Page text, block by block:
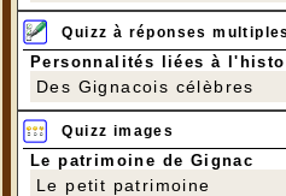
Quizz à réponses multiples
Personnalités liées à
Des Gignacois célèbres
Quizz images
Le patrimoine de Gignac
Le petit patrimoine